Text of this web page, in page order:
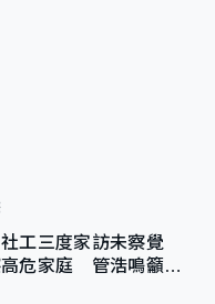
工三度家訪未察覺
危家庭 管浩鳴籲加